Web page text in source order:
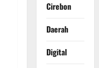
Cirebon
Daerah
Digital